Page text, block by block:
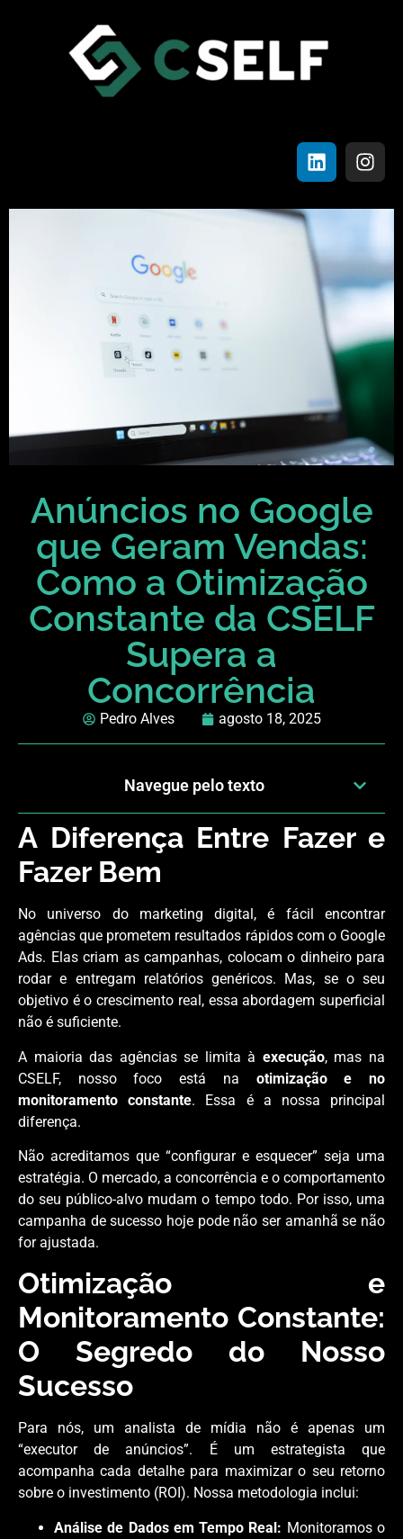
Anúncios no Google
que Geram Vendas:
Como a Otimização
Constante da CSELF
Supera a
Concorrência
Pedro Alves agosto 18, 2025
Navegue pelo texto
A Diferença Entre Fazer e
Fazer Bem
No universo do marketing digital, é fácil encontrar
agências que prometem resultados rápidos com o Google
Ads. Elas criam as campanhas, colocam o dinheiro para
rodar e entregam relatórios genéricos. Mas, se o seu
objetivo é o crescimento real, essa abordagem superficial
não é suficiente.
A maioria das agências se limita à execução, mas na
CSELF, nosso foco está na otimização e no
monitoramento constante. Essa é a nossa principal
diferença.
Não acreditamos que “configurar e esquecer” seja uma
estratégia. O mercado, a concorrência e o comportamento
do seu público-alvo mudam o tempo todo. Por isso, uma
campanha de sucesso hoje pode não ser amanhã se não
for ajustada.
Otimização e
Monitoramento Constante:
O Segredo do Nosso
Sucesso
Para nós, um analista de mídia não é apenas um
“executor de anúncios”. É um estrategista que
acompanha cada detalhe para maximizar o seu retorno
sobre o investimento (ROI). Nossa metodologia inclui:
Análise de Dados em Tempo Real: Monitoramos o